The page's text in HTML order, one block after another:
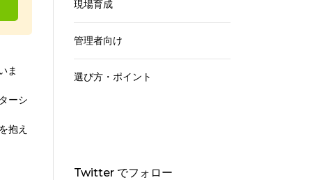
ま
ーシ
抱え
現場育成
管理者向け
選び方・ポイント
Twitter でフォロー